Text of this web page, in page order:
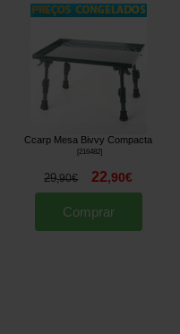
Ccarp Mesa Bivvy Compacta
[216482]
29,90€ 22,90€
Comprar